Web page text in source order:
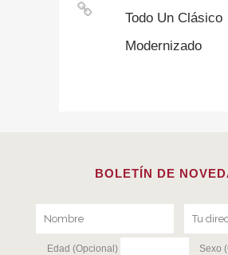
Todo Un Clásico
Modernizado
BOLETÍN DE
Edad (Opcional) Sexo